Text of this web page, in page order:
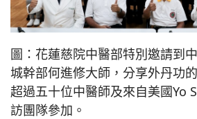
圖：花蓮慈院中醫部特別邀請到
城幹部何進修大師，分享外丹功
超過五十位中醫師及來自美國Yo
訪團隊參加。